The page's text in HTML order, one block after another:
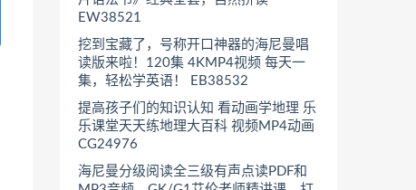
EW38521
挖到宝藏了，号称开口神器的海尼曼唱
读版来啦！120集 4KMP4视频 每天一
集，轻松学英语！ EB38532
提高孩子们的知识认知 看动画学地理 乐
乐课堂天天练地理大百科 视频MP4动画
CG24976
海尼曼分级阅读全三级有声点读PDF和